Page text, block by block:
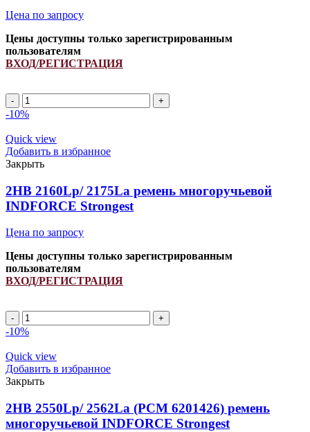
Цена по запросу
Цены доступны только зарегистрированным
пользователям
ВХОД/РЕГИСТРАЦИЯ
2HB
2550Lp/
(PCM
6201426)
ремень
многоручьевой
INDFORCE
Unlimit
quantity
-10%
Quick view
Добавить в избранное
Закрыть
2HB 2160Lp/ 2175La ремень многоручьевой
INDFORCE Strongest
Цена по запросу
Цены доступны только зарегистрированным
пользователям
ВХОД/РЕГИСТРАЦИЯ
2HB
2160Lp/
ремень
многоручьевой
INDFORCE
Strongest
quantity
-10%
Quick view
Добавить в избранное
Закрыть
2HB 2550Lp/ 2562La (PCM 6201426) ремень
многоручьевой INDFORCE Strongest